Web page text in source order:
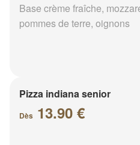
Base crème fraîche,
pommes de terre, oignons
Pizza indiana senior
Dès 13.90 €